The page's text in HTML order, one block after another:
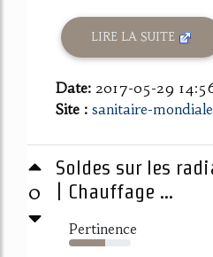
LIRE LA SUITE
Date: 2017-05-29
Site : sanitaire-
0
Soldes sur les
| Chauffage ...
Pertinence
58%